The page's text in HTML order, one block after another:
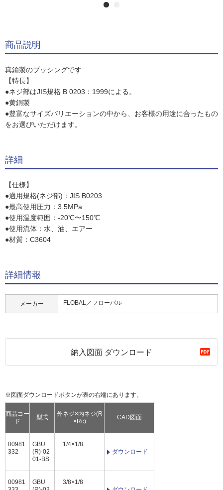
商品説明
真鍮製のブッシングです
【特長】
●ネジ部はJIS規格 B 0203：1999による。
●黄銅製
●豊富なサイズバリエーションの中から、お客様の用途に合ったもの
をお選びいただけます。
詳細
【仕様】
●適用規格(ネジ部)：JIS B0203
●最高使用圧力：3.5MPa
●使用温度範囲：-20℃〜150℃
●使用流体：水、油、エアー
●材質：C3604
詳細情報
メーカー FLOBAL／フローバル
納入図面 ダウンロード
※図面ダウンロードボタンが表の右端にあります。
商品コー
ド
型式
00981
332
GBU
(R)-02
01-BS
00981
GBU
外ネジ×内ネジ(R
×Rc)
1/4×1/8
3/8×1/8
CAD図面
ダウンロード